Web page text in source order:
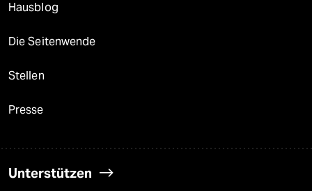
Hausblog
Die Seitenwende
Stellen
Presse
Unterstützen